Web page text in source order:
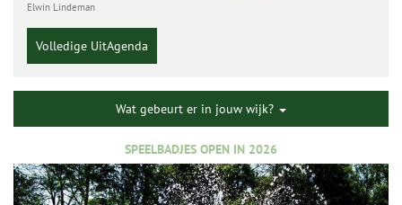
Elwin Lindeman
Volledige UitAgenda
Wat gebeurt er in jouw wijk?
SPEELBADJES OPEN IN 2026